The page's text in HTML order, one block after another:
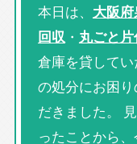
本日は、 大阪
回収・ 丸ごと
倉庫を貸して
の処分にお困
だきました。
ったことから